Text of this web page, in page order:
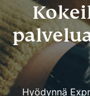
Hyödynnä